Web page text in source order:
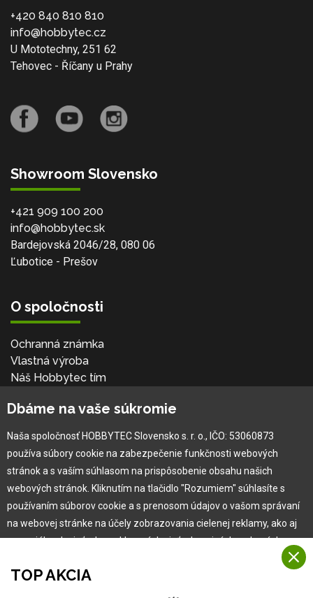
+420 840 810 810
info@hobbytec.cz
U Mototechny, 251 62
Tehovec - Říčany u Prahy
Showroom Slovensko
+421 909 100 200
info@hobbytec.sk
Bardejovská 2046/28, 080 06
Ľubotice - Prešov
O spoločnosti
Ochranná známka
Vlastná výroba
Náš Hobbytec tím
Naša história
Pre zákazníka
Garancia najlepšej ceny
Užívateľský manuál
Reklamácia
TOP AKCIA
Dbáme na vaše súkromie
Naša spoločnosť HOBBYTEC Slovensko s. r. o., IČO: 53060873
používa súbory cookie na zabezpečenie funkčnosti webových
stránok a s vaším súhlasom na prispôsobenie obsahu našich
webových stránok. Kliknutím na tlačidlo "Rozumiem" súhlasíte s
používaním súborov cookie a s prenosom údajov o vašom správaní
na webovej stránke na účely zobrazovania cielenej reklamy, ako aj
na sociálnych sieťach a reklamných sieťach na iných webových
Viac informácií